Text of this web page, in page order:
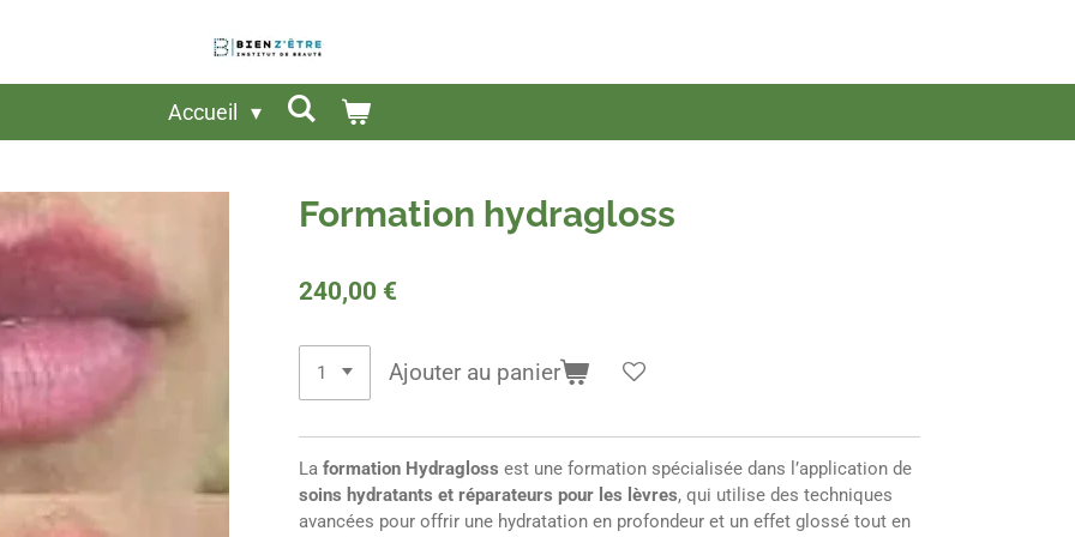
Accueil
Formation hydragloss
240,00 €
Ajouter au panier
La formation Hydragloss est une formation spécialisée dans l’application de
soins hydratants et réparateurs pour les lèvres, qui utilise des techniques
avancées pour offrir une hydratation en profondeur et un effet glossé tout en